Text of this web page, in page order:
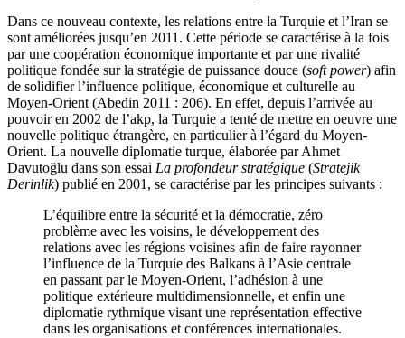
Dans ce nouveau contexte, les relations entre la Turquie et l’Iran se
sont améliorées jusqu’en 2011. Cette période se caractérise à la fois
par une coopération économique importante et par une rivalité
politique fondée sur la stratégie de puissance douce (soft power) afin
de solidifier l’influence politique, économique et culturelle au
Moyen-Orient (Abedin 2011 : 206). En effet, depuis l’arrivée au
pouvoir en 2002 de l’akp, la Turquie a tenté de mettre en oeuvre une
nouvelle politique étrangère, en particulier à l’égard du Moyen-
Orient. La nouvelle diplomatie turque, élaborée par Ahmet
Davutoğlu dans son essai La profondeur stratégique (Stratejik
Derinlik) publié en 2001, se caractérise par les principes suivants :
L’équilibre entre la sécurité et la démocratie, zéro
problème avec les voisins, le développement des
relations avec les régions voisines afin de faire rayonner
l’influence de la Turquie des Balkans à l’Asie centrale
en passant par le Moyen-Orient, l’adhésion à une
politique extérieure multidimensionnelle, et enfin une
diplomatie rythmique visant une représentation effective
dans les organisations et conférences internationales.